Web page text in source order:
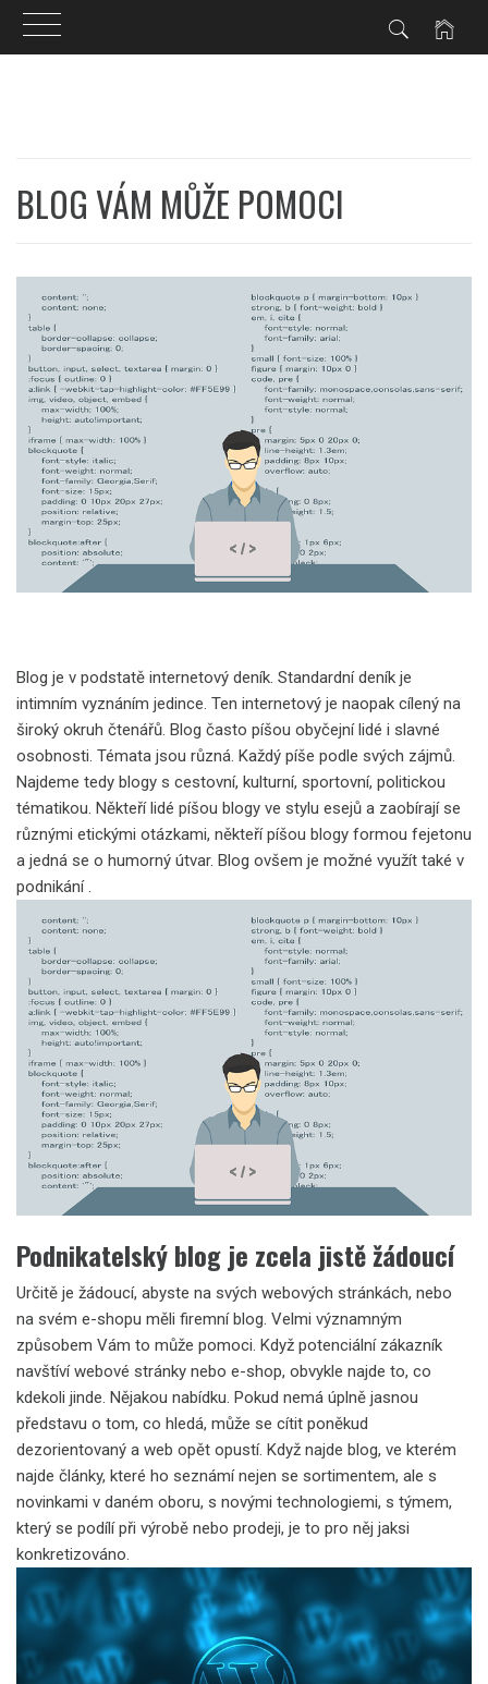
BLOG VÁM MŮŽE POMOCI
Blog je v podstatě internetový deník. Standardní deník je
intimním vyznáním jedince. Ten internetový je naopak cílený na
široký okruh čtenářů. Blog často píšou obyčejní lidé i slavné
osobnosti. Témata jsou různá. Každý píše podle svých zájmů.
Najdeme tedy blogy s cestovní, kulturní, sportovní, politickou
tématikou. Někteří lidé píšou blogy ve stylu esejů a zaobírají se
různými etickými otázkami, někteří píšou blogy formou fejetonu
a jedná se o humorný útvar. Blog ovšem je možné využít také v
podnikání.
Podnikatelský blog je zcela jistě žádoucí
Určitě je žádoucí, abyste na svých webových stránkách, nebo
na svém e-shopu měli firemní blog. Velmi významným
způsobem Vám to může pomoci. Když potenciální zákazník
navštíví webové stránky nebo e-shop, obvykle najde to, co
kdekoli jinde. Nějakou nabídku. Pokud nemá úplně jasnou
představu o tom, co hledá, může se cítit poněkud
dezorientovaný a web opět opustí. Když najde blog, ve kterém
najde články, které ho seznámí nejen se sortimentem, ale s
novinkami v daném oboru, s novými technologiemi, s týmem,
který se podílí při výrobě nebo prodeji, je to pro něj jaksi
konkretizováno.